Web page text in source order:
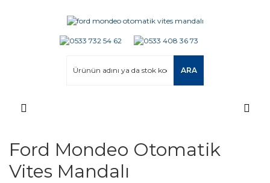
ARA
Ford Mondeo Otomatik
Vites Mandalı